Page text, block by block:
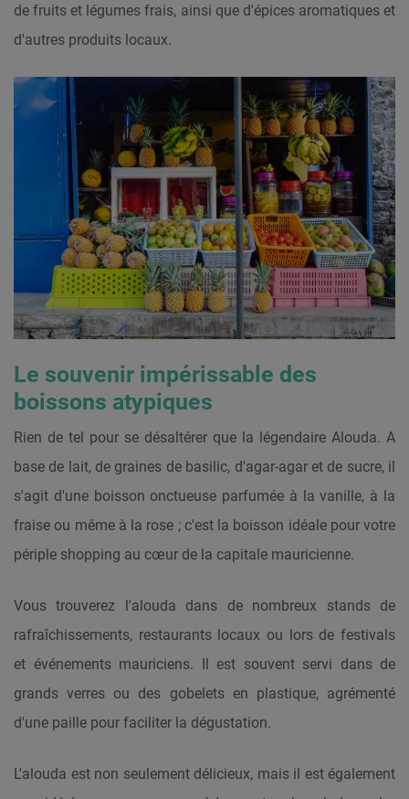
de fruits et légumes frais, ainsi que d'épices aromatiques et
d'autres produits locaux.
Le souvenir impérissable des
boissons atypiques
Rien de tel pour se désaltérer que la légendaire Alouda. A
base de lait, de graines de basilic, d'agar-agar et de sucre, il
s'agit d'une boisson onctueuse parfumée à la vanille, à la
fraise ou même à la rose ; c'est la boisson idéale pour votre
périple shopping au cœur de la capitale mauricienne.
Vous trouverez l'alouda dans de nombreux stands de
rafraîchissements, restaurants locaux ou lors de festivals
et événements mauriciens. Il est souvent servi dans de
grands verres ou des gobelets en plastique, agrémenté
d'une paille pour faciliter la dégustation.
L'alouda est non seulement délicieux, mais il est également